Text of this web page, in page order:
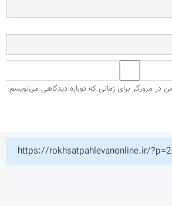
در مرورگر برای زمانی که دوباره دیدگاهی می‌نویسم.
https://rokhsatpahlevanonline.ir/